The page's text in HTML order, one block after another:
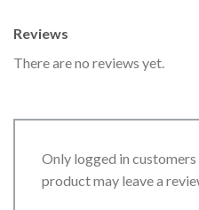
Reviews
There are no reviews yet.
Only logged in
product may leave a